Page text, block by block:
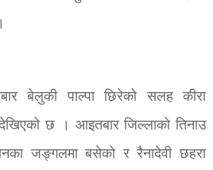
बेलुकी पाल्पा छिरेको सलह कीरा
छ । आइतबार जिल्लाको तिनाउ
जङ्गलमा बसेको र रैनादेवी छहरा